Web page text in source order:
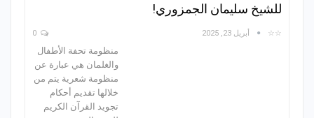
للشيخ سليمان الجمزوري!
☆☆ أبريل 23, 2025
منظومة تحفة الأطفال
والغلمان هي عبارة عن
منظومة شعرية يتم من
خلالها تقديم أحكام
تجويد القرآن الكريم